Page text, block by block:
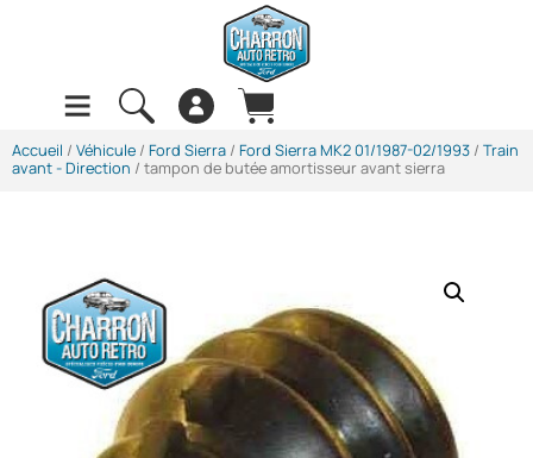
Accueil / Véhicule / Ford Sierra / Ford Sierra MK2 01/1987-02/1993 / Train
avant - Direction / tampon de butée amortisseur avant sierra